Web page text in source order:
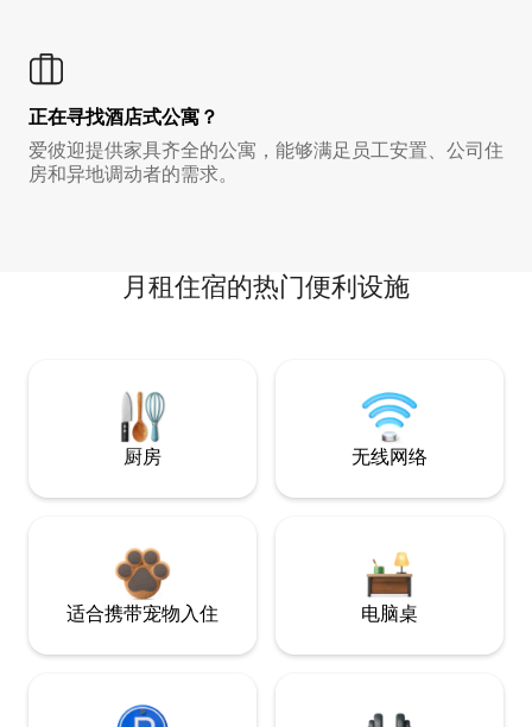
正在寻找酒店式公寓？
爱彼迎提供家具齐全的公寓，能够满足员工安置、公司住
房和异地调动者的需求。
月租住宿的热门便利设施
厨房 无线网络
适合携带宠物入住 电脑桌